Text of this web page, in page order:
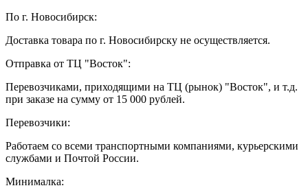
По г. Новосибирск:
Доставка товара по г. Новосибирску не осуществляется.
Отправка от ТЦ "Восток":
Перевозчиками, приходящими на ТЦ (рынок) "Восток", и т.д.
при заказе на сумму от 15 000 рублей.
Перевозчики:
Работаем со всеми транспортными компаниями, курьерскими
службами и Почтой России.
Минималка: